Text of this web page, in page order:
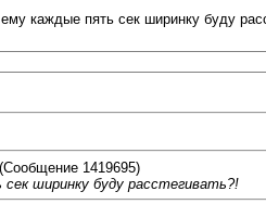
каждые пять сек ширинку буду
(Сообщение 1419695)
ширинку буду расстегивать?!